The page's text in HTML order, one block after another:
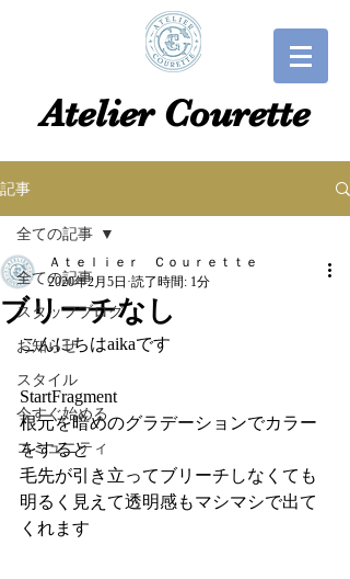
​​Atelier Courette​
記事
全ての記事
スタッフブログ
お知らせ
スタイル
今すぐ始める
コミュニティ
全ての記事
ブリーチなし
Ａｔｅｌｉｅｒ Ｃｏｕｒｅｔｔｅ
2020年2月5日 読了時間: 1分
こんにちはaikaです
StartFragment
根元を暗めのグラデーションでカラー
をすると
毛先が引き立ってブリーチしなくても
明るく見えて透明感もマシマシで出て
くれます